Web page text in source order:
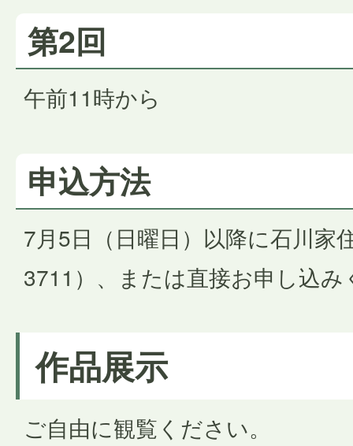
第2回
午前11時から
申込方法
7月5日（日曜日）以降に石川家
3711）、または直接お申し込み
作品展示
ご自由に観覧ください。